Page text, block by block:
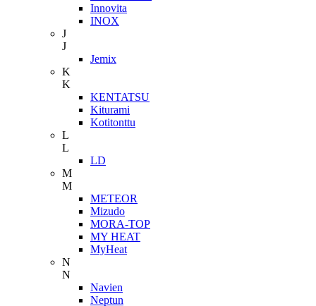
Innovita
INOX
J
J
Jemix
K
K
KENTATSU
Kiturami
Kotitonttu
L
L
LD
M
M
METEOR
Mizudo
MORA-TOP
MY HEAT
MyHeat
N
N
Navien
Neptun